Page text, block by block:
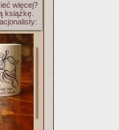
więcej?
książkę.